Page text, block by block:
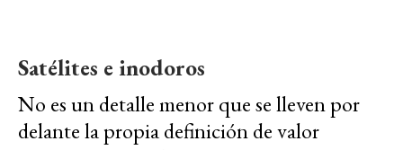
Satélites e inodoros
No es un detalle menor que se lleven por
delante la propia definición de valor